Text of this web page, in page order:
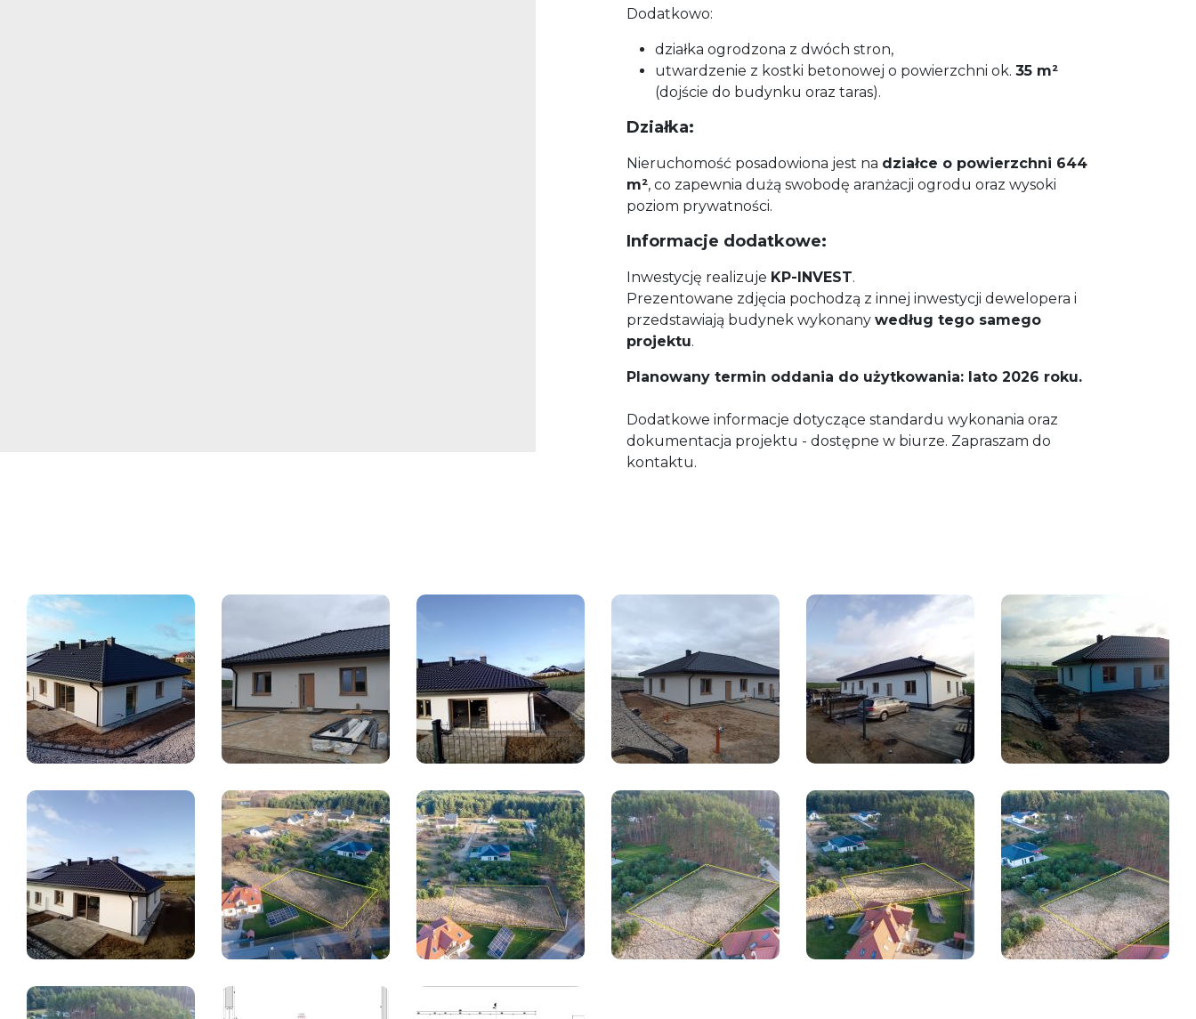
Dodatkowo:
działka ogrodzona z dwóch stron,
utwardzenie z kostki betonowej o powierzchni ok. 35 m²
(dojście do budynku oraz taras).
Działka:
Nieruchomość posadowiona jest na działce o powierzchni 644
m², co zapewnia dużą swobodę aranżacji ogrodu oraz wysoki
poziom prywatności.
Informacje dodatkowe:
Inwestycję realizuje KP-INVEST.
Prezentowane zdjęcia pochodzą z innej inwestycji dewelopera i
przedstawiają budynek wykonany według tego samego
projektu.
Planowany termin oddania do użytkowania: lato 2026 roku.
Dodatkowe informacje dotyczące standardu wykonania oraz
dokumentacja projektu - dostępne w biurze. Zapraszam do
kontaktu.